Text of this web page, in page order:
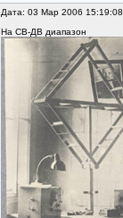
Дата: 03 Мар 2006 15:19:08
На СВ-ДВ диапазон